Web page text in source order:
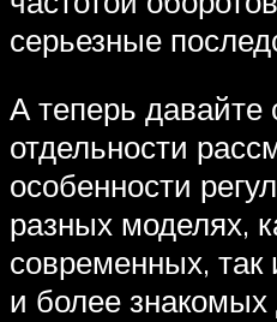
серьезные
А теперь давайте
отдельности
особенности
разных моделях,
современных, так
и более знакомых